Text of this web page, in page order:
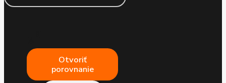
Otvoriť
porovnanie